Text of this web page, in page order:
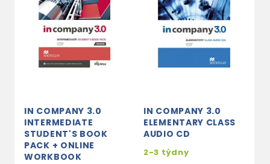
IN COMPANY 3.0
INTERMEDIATE
STUDENT'S BOOK
PACK + ONLINE
WORKBOOK
IN COMPANY 3.0
ELEMENTARY CLASS
AUDIO CD
2-3 týdny